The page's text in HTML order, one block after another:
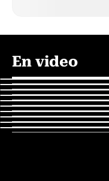
En video